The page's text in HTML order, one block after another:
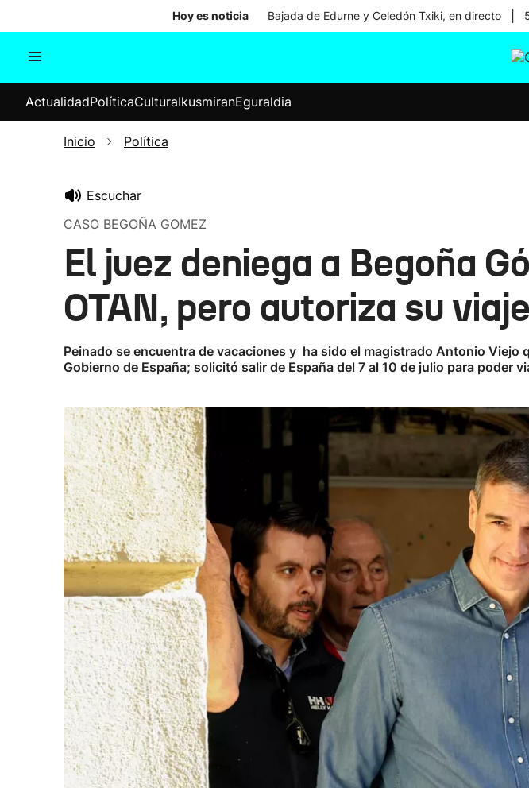
Hoy es noticia Bajada de Edurne y Celedón Txiki, en directo
Internacional
Elecciones
ActualidadPolíticaCulturaIkusmiranEguraldia
Inicio Política
Escuchar
CASO BEGOÑA GOMEZ
El juez deniega a Begoña
OTAN, pero autoriza su
Peinado se encuentra de vacaciones y ha sido el magistrado Antonio
Gobierno de España; solicitó salir de España del 7 al 10 de julio para poder